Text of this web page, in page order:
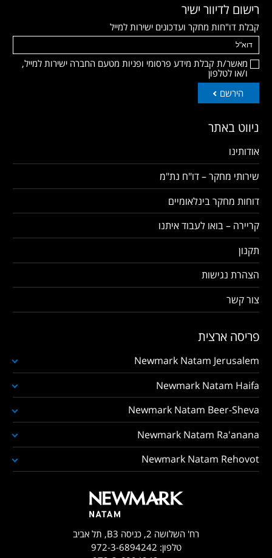
רישום לדיוור ישיר
קבלת דו"חות מחקר ועדכונים ישירות למייל
מאשר/ת קבלת מידע פרסומי ופניות מטעם החברה ישירות למייל,
ו/או לטלפון
הירשם
ניווט באתר
אודותינו
שירותי מחקר – דו"ח נת"מ
דוחות מחקר בינלאומיים
קריירה – בואו לעבוד איתנו
תקנון
הצהרת נגישות
צור קשר
פריסה ארצית
Newmark Natam Jerusalem
Newmark Natam Haifa
Newmark Natam Beer-Sheva
Newmark Natam Ra'anana
Newmark Natam Rehovot
רח' השלושה 2, כניסה B3, תל אביב
טלפון: 972-3-6894242